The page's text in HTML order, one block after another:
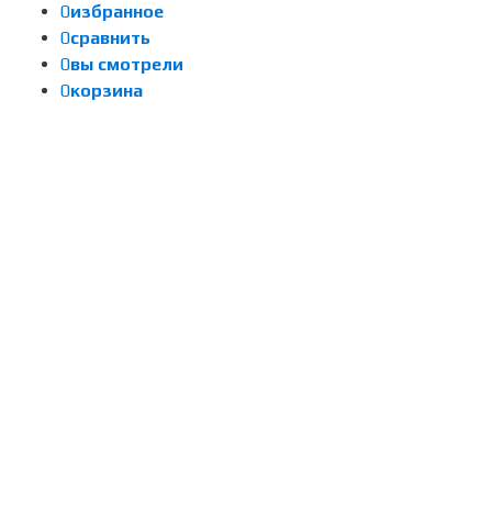
0избранное
0сравнить
0вы смотрели
0корзина